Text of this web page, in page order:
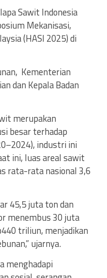
Sawit Indonesia
Mekanisasi,
(HASI 2025) di
Kementerian
dan Kepala Badan
merupakan
besar terhadap
industri ini
ini, luas areal sawit
rata-rata nasional 3,6
45,5 juta ton dan
menembus 30 juta
triliun, menjadikan
ujarnya.
menghadapi